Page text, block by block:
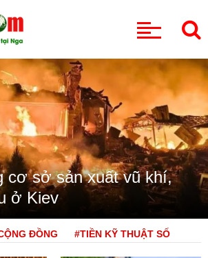
cơ sở sản xuất vũ khí,
ở Kiev
ĐỒNG #TIỀN KỸ THUẬT SỐ